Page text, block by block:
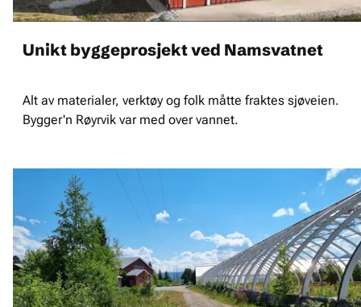
Unikt byggeprosjekt ved Namsvatnet
Alt av materialer, verktøy og folk måtte fraktes sjøveien.
Bygger'n Røyrvik var med over vannet.